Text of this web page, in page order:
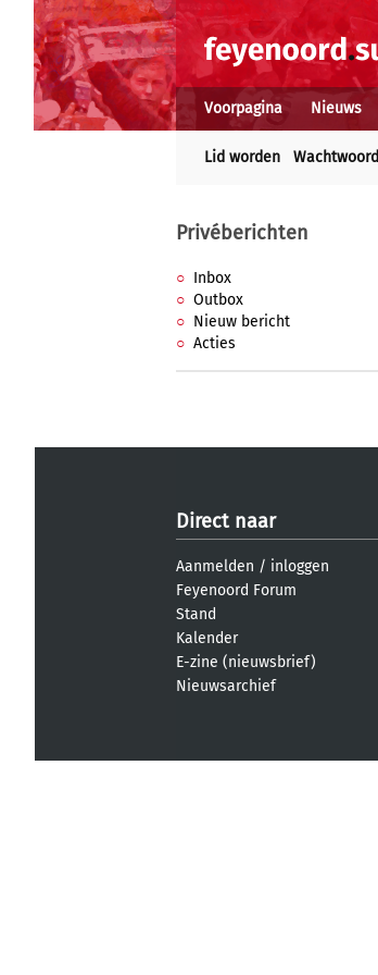
Voorpagina Nieuws
Lid worden Wachtwoord
Privéberichten
Inbox
Outbox
Nieuw bericht
Acties
Direct naar
Aanmelden / inloggen
Feyenoord Forum
Stand
Kalender
E-zine (nieuwsbrief)
Nieuwsarchief